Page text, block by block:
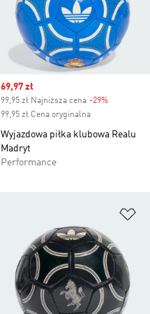
Sale price
69,97 zł
99,95 zł Najniższa cena -29%
99,95 zł Cena oryginalna
Wyjazdowa piłka klubowa Realu
Madryt
Performance